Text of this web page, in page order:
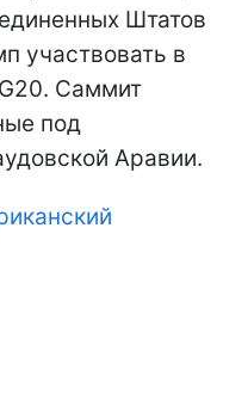
Штатов
участвовать в
Саммит
под
Аравии.